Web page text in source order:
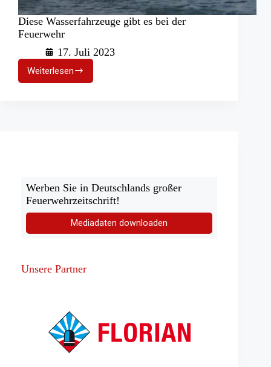
Diese Wasserfahrzeuge gibt es bei der
Feuerwehr
17. Juli 2023
Weiterlesen
Diese
Wasserfahrzeuge
Werben Sie in Deutschlands großer
Feuerwehrzeitschrift!
Mediadaten downloaden
Unsere Partner